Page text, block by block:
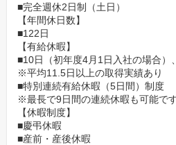
■完全週休2日制（土日）
【年間休日数】
■122日
【有給休暇】
■10日（初年度4月1日入社の場合）
※平均11.5日以上の取得実績あり
■特別連続有給休暇（5日間）制度
※最長で9日間の連続休暇も可能で
【休暇制度】
■慶弔休暇
■産前・産後休暇